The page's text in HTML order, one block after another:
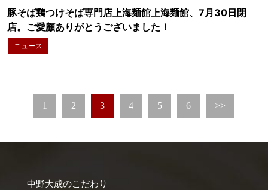
豚そば鶏つけそば専門店上海麺館上海麺館、7月30日閉
店。ご愛顧ありがとうございました！
ニュース
1 2 3 4 5 6 >>
中野大成のこだわり